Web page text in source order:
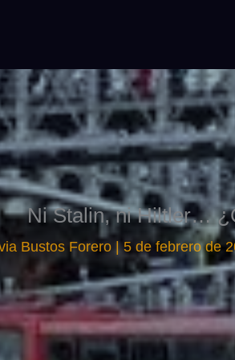
Ni Stalin, ni Hiltler…
Bustos Forero |5 de febrero de